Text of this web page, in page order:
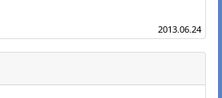
2013.06.24